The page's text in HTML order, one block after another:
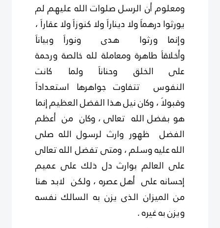
ومعلوم أن الرسل صلوات الله عليهم لم
يورثوا درهماَ ولا ديناراَ ولاكنوزاَ ولاعقاراَ ،
وإنما ورثوا هدى ونوراَ
وبياناَ
وأخلاقاَ طاهرة ومعاملة لله خالصة ورحمة
على الخلق وحناناَ ولما كانت
النفوس
تتفاوت جواهرها استعداداَ
وقبولاَ ، وكان نيل هذا الفضلالعظيم إنما
هو بفضل الله تعالى ، وكان من أعظم
الفضل ظهور وارث لرسول الله صلى
اللهعليهوسلم ، ومتى تفضل الله تعالى
على العالم بوارث دل ذلك على عميم
إحسانه على أهلعصره ، ولكن لابد هنا
من الميزان الذى يزن به السالك نفسه
ويزن به غيره .